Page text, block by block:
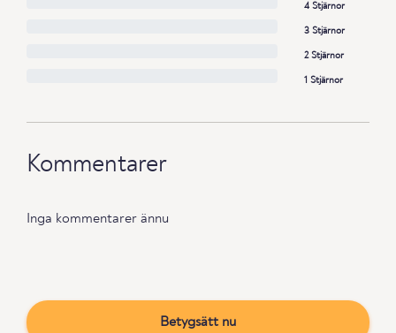
4 Stjärnor
3 Stjärnor
2 Stjärnor
1 Stjärnor
Kommentarer
Inga kommentarer ännu
Betygsätt nu